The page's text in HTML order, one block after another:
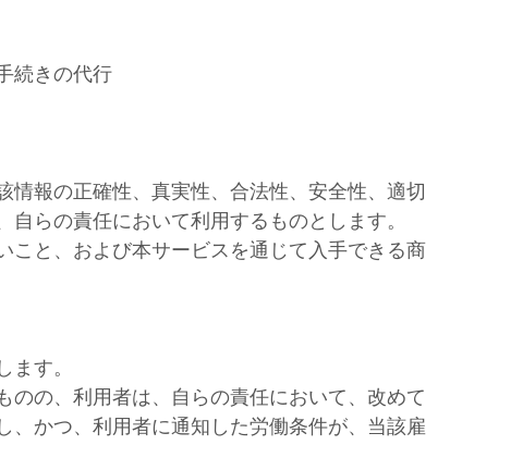
続きの代行
報の正確性、真実性、合法性、安全性、適切
らの責任において利用するものとします。
と、および本サービスを通じて入手できる商
す。
の、利用者は、自らの責任において、改めて
かつ、利用者に通知した労働条件が、当該雇